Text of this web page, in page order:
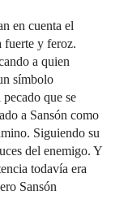
en cuenta el
fuerte y feroz.
a quien
símbolo
que se
a Sansón como
Siguiendo su
del enemigo. Y
todavía era
Sansón